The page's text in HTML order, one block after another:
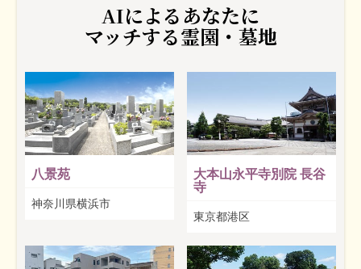
AIによるあなたに
マッチする霊園・墓地
八景苑
神奈川県横浜市
大本山永平寺別院 長谷
寺
東京都港区